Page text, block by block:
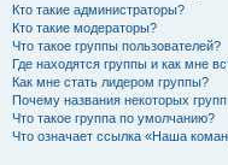
Кто такие администраторы?
Кто такие модераторы?
Что такое группы пользователей?
Где находятся группы и как мне
Как мне стать лидером группы?
Почему названия некоторых
Что такое группа по умолчанию?
Что означает ссылка «Наша